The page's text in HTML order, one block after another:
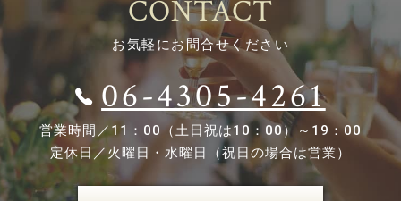
CONTACT
お気軽にお問合せください
06-4305-4261
営業時間／ 11：00（土日祝は10：00）～19：00
定休日／火曜日・水曜日（祝日の場合は営業）